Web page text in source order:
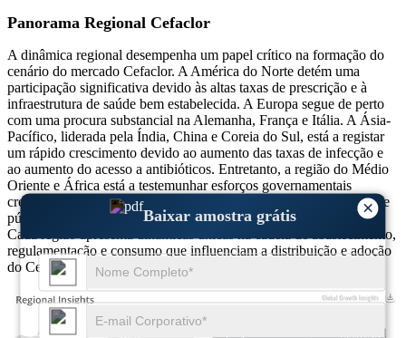
×
Baixar amostra grátis
Panorama Regional Cefaclor
A dinâmica regional desempenha um papel crítico na formação do
cenário do mercado Cefaclor. A América do Norte detém uma
participação significativa devido às altas taxas de prescrição e à
infraestrutura de saúde bem estabelecida. A Europa segue de perto
com uma procura substancial na Alemanha, França e Itália. A Ásia-
Pacífico, liderada pela Índia, China e Coreia do Sul, está a registar
um rápido crescimento devido ao aumento das taxas de infecção e
ao aumento do acesso a antibióticos. Entretanto, a região do Médio
Oriente e África está a testemunhar esforços governamentais
crescentes para distribuir antibióticos através de esquemas de saúde
públicos, apesar de enfrentar desafios logísticos e infraestruturais.
Cada região apresenta dinâmicas únicas na cadeia de abastecimento,
regulamentação e consumo que influenciam a distribuição e adoção
do Cefaclor.